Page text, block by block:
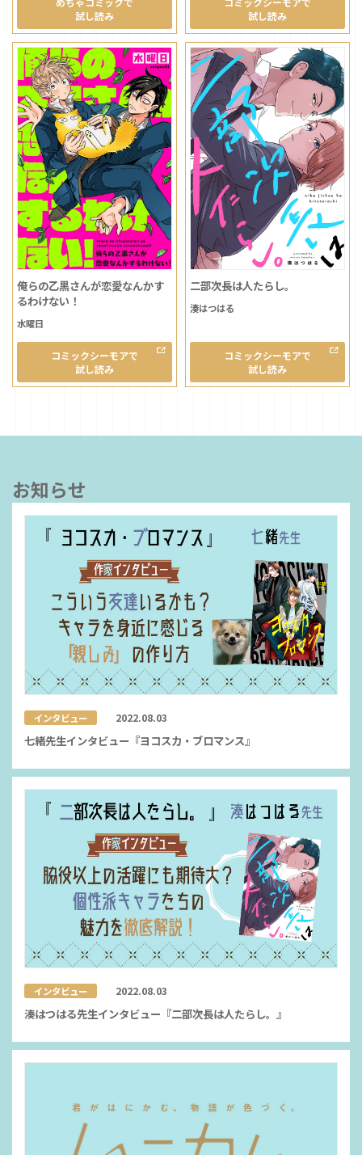
試し読み
試し読み
俺らの乙黒さんが恋愛なんかす
るわけない！
水曜日
コミックシーモアで
試し読み
二部次長は人たらし。
湊はつはる
コミックシーモアで
試し読み
お知らせ
インタビュー 2022.08.03
七緒先生インタビュー『ヨコスカ・ブロマンス』
インタビュー 2022.08.03
湊はつはる先生インタビュー『二部次長は人たらし。』